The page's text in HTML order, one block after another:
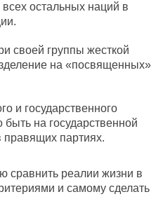
остальных наций в
своей группы жесткой
на «посвященных»
и государственного
на государственной
правящих партиях.
сравнить реалии жизни в
и самому сделать